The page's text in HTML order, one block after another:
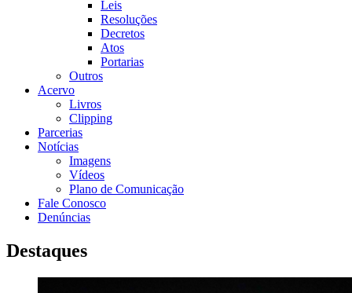
Leis
Resoluções
Decretos
Atos
Portarias
Outros
Acervo
Livros
Clipping
Parcerias
Notícias
Imagens
Vídeos
Plano de Comunicação
Fale Conosco
Denúncias
Destaques